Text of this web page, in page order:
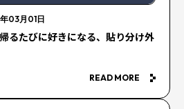
03月01日
るたびに好きになる、貼り分け外
READ MORE